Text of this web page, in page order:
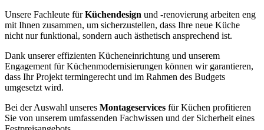
Unsere Fachleute fürKüchendesign und -renovierung arbeiten eng
mit Ihnen zusammen, um sicherzustellen, dass Ihre neue Küche
nicht nur funktional, sondern auch ästhetisch ansprechend ist.
Dank unserer effizienten Kücheneinrichtung und unserem
Engagement für Küchenmodernisierungen können wir garantieren,
dass Ihr Projekt termingerecht und im Rahmen des Budgets
umgesetzt wird.
Bei der Auswahl unseres Montageservices für Küchen profitieren
Sie von unserem umfassenden Fachwissen und der Sicherheit eines